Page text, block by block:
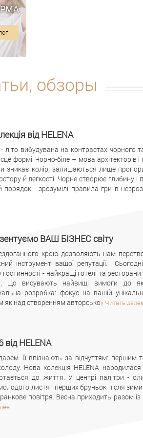
обзоры
від HELENA
літо вибудувана на контрастах чорного
формі. Чорно-біле – мова архітекторів і
колір, залишаються лише пропорції
й легкості. Чорне створює глибину і
порядок - зрозумілі правила гри в
ВАШ БІЗНЕС світу
крою дозволяють нам
інструмент вашої репутації.
- найкращі готелі та ресторани
що висувають найвищі вимоги до
розробка: фокус на вашій
над створенням авторсько» Читать
HELENA
Її впізнають за відчуттям: першим
Нова колекція HELENA
до життя. У центрі палітри -
листя і перших бруньок після
повітря. Весна приходить разом із